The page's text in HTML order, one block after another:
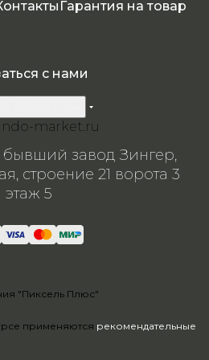
Гарантия на товар
применяются рекомендательные
с нами
market.ru
бывший завод Зингер,
строение 21 ворота 3
этаж 5
"Пиксель Плюс"